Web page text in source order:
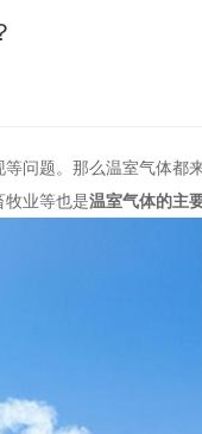
题。那么温室气体都
业等也是温室气体的主